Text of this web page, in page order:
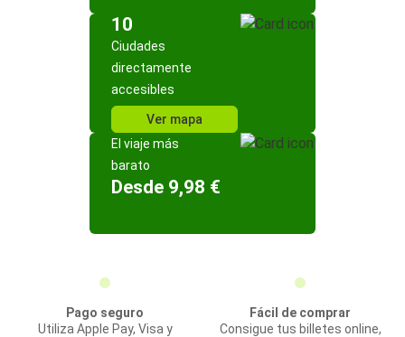
10
Ciudades
directamente
accesibles
Ver mapa
El viaje más
barato
Desde 9,98 €
Pago seguro
Utiliza Apple Pay, Visa y
Fácil de comprar
Consigue tus billetes online,